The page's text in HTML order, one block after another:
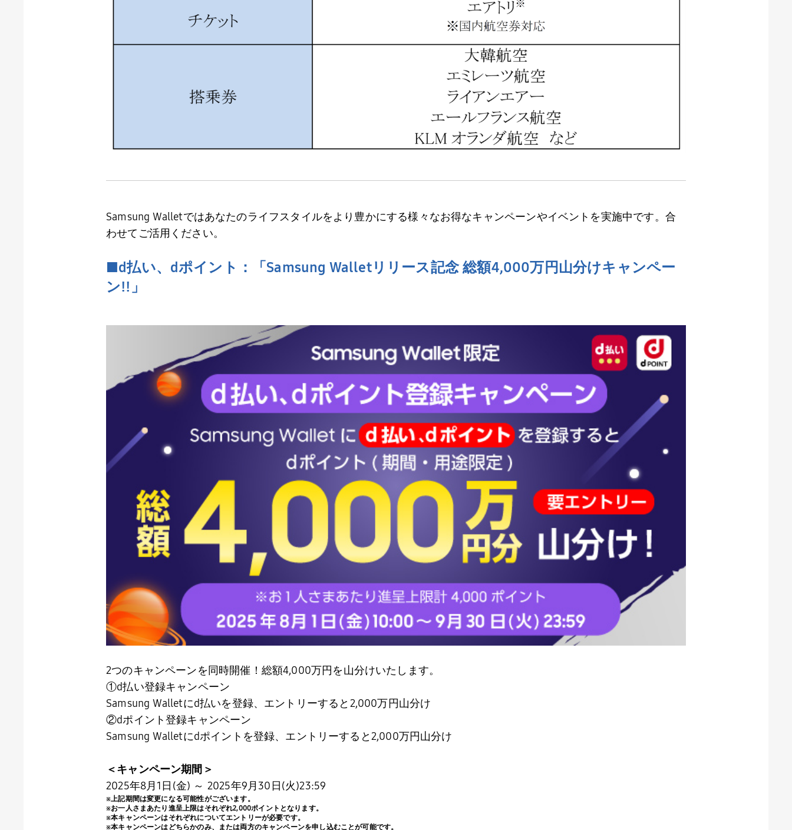
Samsung Walletではあなたのライフスタイルをより豊かにする様々なお得なキャンペーンやイベントを実施中です。合
わせてご活用ください。
■d払い、 dポイント：「Samsung Walletリリース記念 総額4,000万円山分けキャンペー
ン!! 」
2つのキャンペーンを同時開催！総額4,000万円を山分けいたします。
①d払い登録キャンペーン
Samsung Walletにd払いを登録、エントリーすると 2,000万円山分け
②dポイント登録キャンペーン
Samsung Walletにdポイントを登録、エントリーすると2,000万円山分け
＜キャンペーン期間＞
2025年8月1 日 (金) ～ 2025年9月 30 日(火)23:59
※上記期間は変更になる可能性がございます。
※お一人さまあたり進呈上限はそれぞれ2,000ポイントとなります。
※本キャンペーンはそれぞれについてエントリーが必要です。
※本キャンペーンはどちらかのみ、または両方のキャンペーンを申し込むことが可能です。